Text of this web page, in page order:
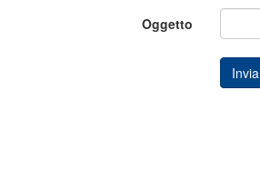
Oggetto
Invia